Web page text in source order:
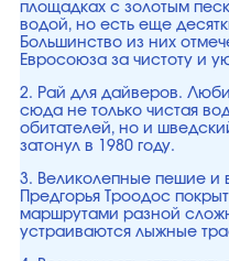
площадках с золотым
водой, но есть еще
Большинство из них
Евросоюза за чистоту и
2. Рай для дайверов.
сюда не только чистая
обитателей, но и
затонул в 1980 году.
3. Великолепные пешие и
Предгорья Троодос
маршрутами разной
устраиваются лыжные